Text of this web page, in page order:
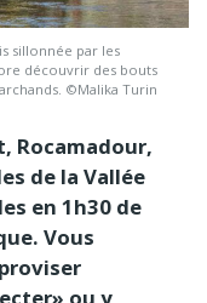
sillonnée par les
découvrir des bouts
©Malika Turin
Rocamadour,
de la Vallée
en 1h30 de
Vous
ou y